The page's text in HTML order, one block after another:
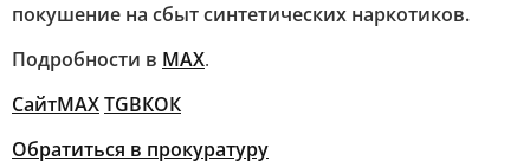
покушение на сбыт синтетических наркотиков.
Подробности в MAX.
СайтMAXТGВКОК
Обратиться в прокуратуру